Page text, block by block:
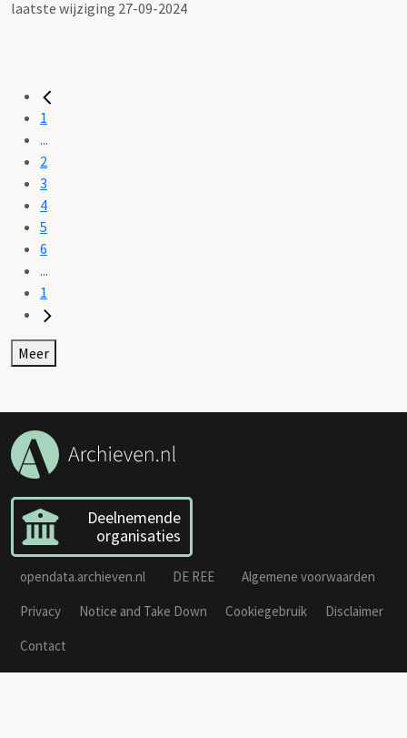
laatste wijziging 27-09-2024
1
...
2
3
4
5
6
...
1
Meer
Deelnemende
organisaties
opendata.archieven.nl DE REE
Algemene voorwaarden
Privacy
Notice and Take Down Cookiegebruik
Disclaimer
Contact